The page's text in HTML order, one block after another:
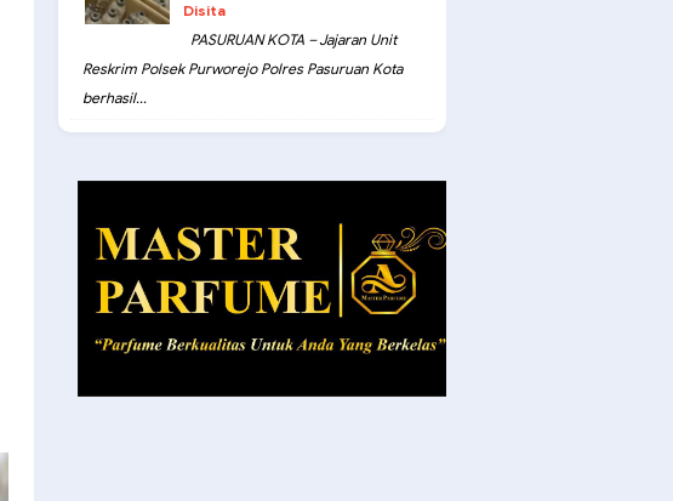
Disita
PASURUAN KOTA – Jajaran Unit
Reskrim Polsek Purworejo Polres Pasuruan Kota
berhasil...